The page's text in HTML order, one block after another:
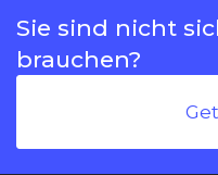
Sie sind nicht
brauchen?